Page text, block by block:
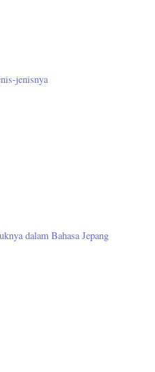
jenisnya
dalam Bahasa Jepang